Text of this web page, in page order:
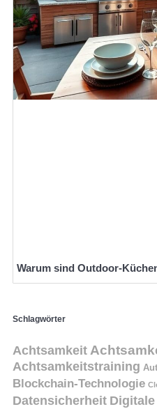
Warum sind Outdoor-
Schlagwörter
Achtsamkeit
Achtsamkeitstraining
Blockchain-Technologie
Datensicherheit